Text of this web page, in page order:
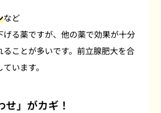
など
げる薬ですが、他の薬で効果が十分
ことが多いです。前立腺肥大を合
います。
」がカギ！